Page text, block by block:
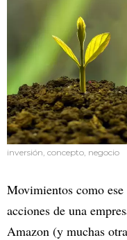
inversión, concepto, negocio
Movimientos como
acciones de una
Amazon (y muchas